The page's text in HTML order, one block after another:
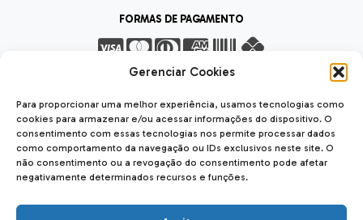
Gerenciar Cookies
Para proporcionar uma melhor experiência, usamos tecnologias como
cookies para armazenar e/ou acessar informações do dispositivo. O
consentimento com essas tecnologias nos permite processar dados
como comportamento da navegação ou IDs exclusivos neste site. O
não consentimento ou a revogação do consentimento pode afetar
negativamente determinados recursos e funções.
FORMAS DE PAGAMENTO
SEGURANÇA
SSL Seguro Safe